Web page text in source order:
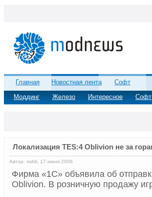
Главная
Новостная лента
Моддинг
Железо Интересное Софт
Софт
Локализация TES:4 Oblivion не за
Автор: mddr, 17 июня 2006
Фирма «1С» объявила об
Oblivion. В розничную продажу